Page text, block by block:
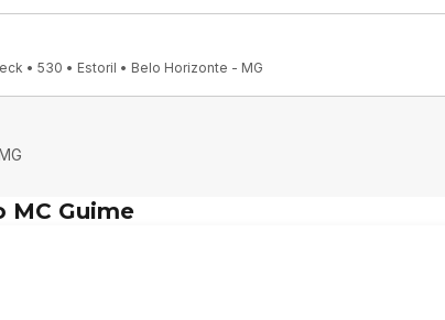
530 - Estoril, Belo Horizonte - MG, 30455-610, Brasil.
oficiais do evento.
já vai dar start na nossa programação. 🔥✨
• 530 • Estoril • Belo Horizonte - MG
MC Guime